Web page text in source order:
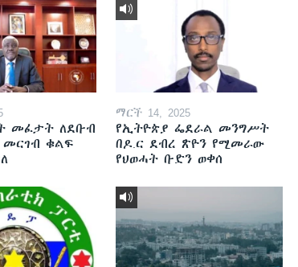
መፈታት ለደቡብ
ቁልፍ
ማርች 14, 2025
የኢትዮጵያ ፌደራል መንግሥት
በዶ.ር ደብረ ጽዮን የሚመራው
የህወሓት ቡድን ወቀሰ